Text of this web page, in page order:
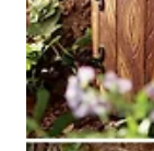
품이다. 출처:
http://